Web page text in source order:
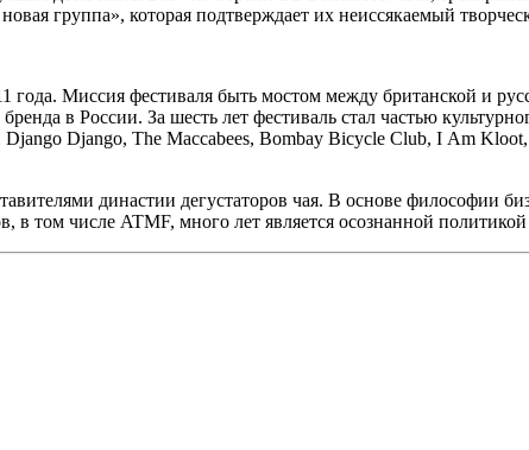
группа», которая подтверждает их неиссякаемый
Миссия фестиваля быть мостом между британской и
в России. За шесть лет фестиваль стал частью
Django, The Maccabees, Bombay Bicycle Club, I Am
династии дегустаторов чая. В основе философии
том числе ATMF, много лет является осознанной